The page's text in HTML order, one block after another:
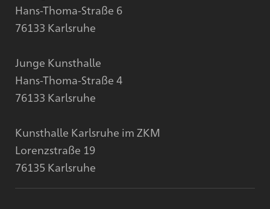
Hans-Thoma-Straße 6
76133 Karlsruhe
Junge Kunsthalle
Hans-Thoma-Straße 4
76133 Karlsruhe
Kunsthalle Karlsruhe im ZKM
Lorenzstraße 19
76135 Karlsruhe